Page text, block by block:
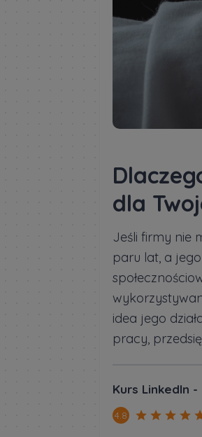
dla
Jeśli firmy nie
paru lat, a
idea jego
pracy,
Kurs LinkedIn
4.8